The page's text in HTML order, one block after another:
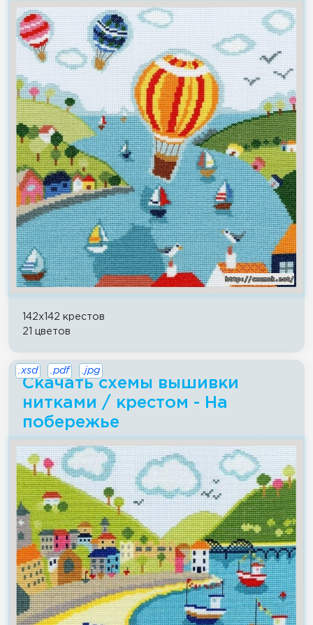
142x142 крестов
21 цветов
Скачать схемы вышивки
нитками / крестом - На
побережье
.xsd .pdf .jpg